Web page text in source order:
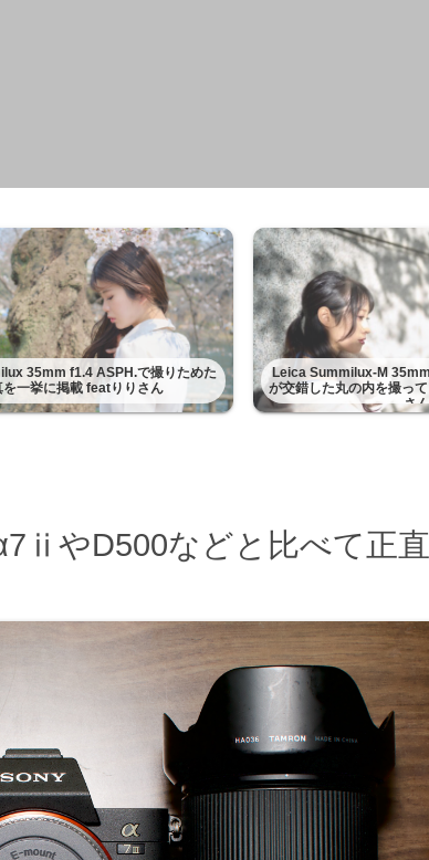
35mm f1.4 ASPH.で撮りためた
を一挙に掲載 featりりさん
Leica Summilux-M
が交錯した丸の内を撮っ
さん
やD500などと比べて正